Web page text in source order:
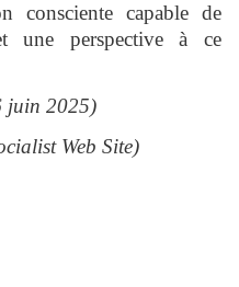
consciente capable de
une perspective à ce
juin 2025)
Web Site)